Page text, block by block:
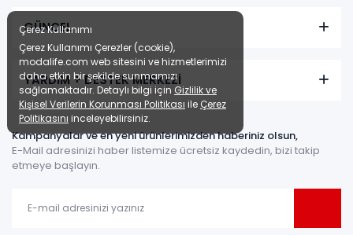
GÜNCEL
YARDIM + DESTEK MERKEZİ
Kampanyalar ve en yeni ürünlerimizden haberiniz olsun,
E-Mail adresinizi haber listemize ücretsiz kaydedin, bizi takip
etmeye başlayın.
Çerez Kullanımı
Çerez Kullanımı Çerezler (cookie),
modalife.com web sitesini ve hizmetlerimizi
daha etkin bir şekilde sunmamızı
sağlamaktadır. Detaylı bilgi için Gizlilik ve
Kişisel Verilerin Korunması Politikası ile Çerez
Politikasını inceleyebilirsiniz.